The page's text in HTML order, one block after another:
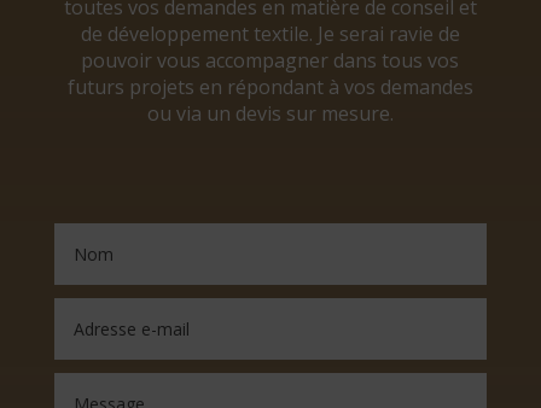
toutes vos demandes en matière de conseil et
de développement textile. Je serai ravie de
pouvoir vous accompagner dans tous vos
futurs projets en répondant à vos demandes
ou via un devis sur mesure.